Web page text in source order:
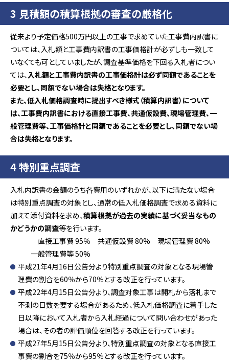
3 見積額の積算根拠の審査の厳格化
従来より予定価格500万円以上の工事で求めていた工事費内訳書に
ついては、入札額と工事費内訳書の工事価格計が必ずしも一致して
いなくても可としていましたが、調査基準価格を下回る入札者につい
ては、入札額と工事費内訳書の工事価格計は必ず同額であることを
必要とし、同額でない場合は失格となります。
また、低入札価格調査時に提出すべき様式（積算内訳書）について
は、工事費内訳書における直接工事費、共通仮設費、現場管理費、一
般管理費等、工事価格計と同額であることを必要とし、同額でない場
合は失格となります。
4 特別重点調査
入札内訳書の金額のうち各費用のいずれかが、以下に満たない場合
は特別重点調査の対象とし、通常の低入札価格調査で求める資料に
加えて添付資料を求め、積算根拠が過去の実績に基づく妥当なもの
かどうかの調査等を行います。
直接工事費 95％ 共通仮設費 80% 現場管理費 80%
一般管理費等 50%
平成21年4月16日公告分より特別重点調査の対象となる現場管
理費の割合を60％から70％とする改正を行っています。
平成22年4月15日公告分より、調査対象工事は開札から落札まで
不測の日数を要する場合があるため、低入札価格調査に着手した
日以降において入札者から入札経過について問い合わせがあった
場合は、その者の評価順位を回答する改正を行っています。
平成27年5月15日公告分より、特別重点調査の対象となる直接工
事費の割合を75％から95％とする改正を行っています。